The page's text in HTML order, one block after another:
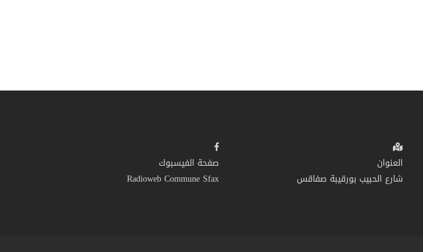
صفحة الفيسبوك
Radioweb Commune Sfax
العنوان
شارع الحبيب بورقيبة صفاقس